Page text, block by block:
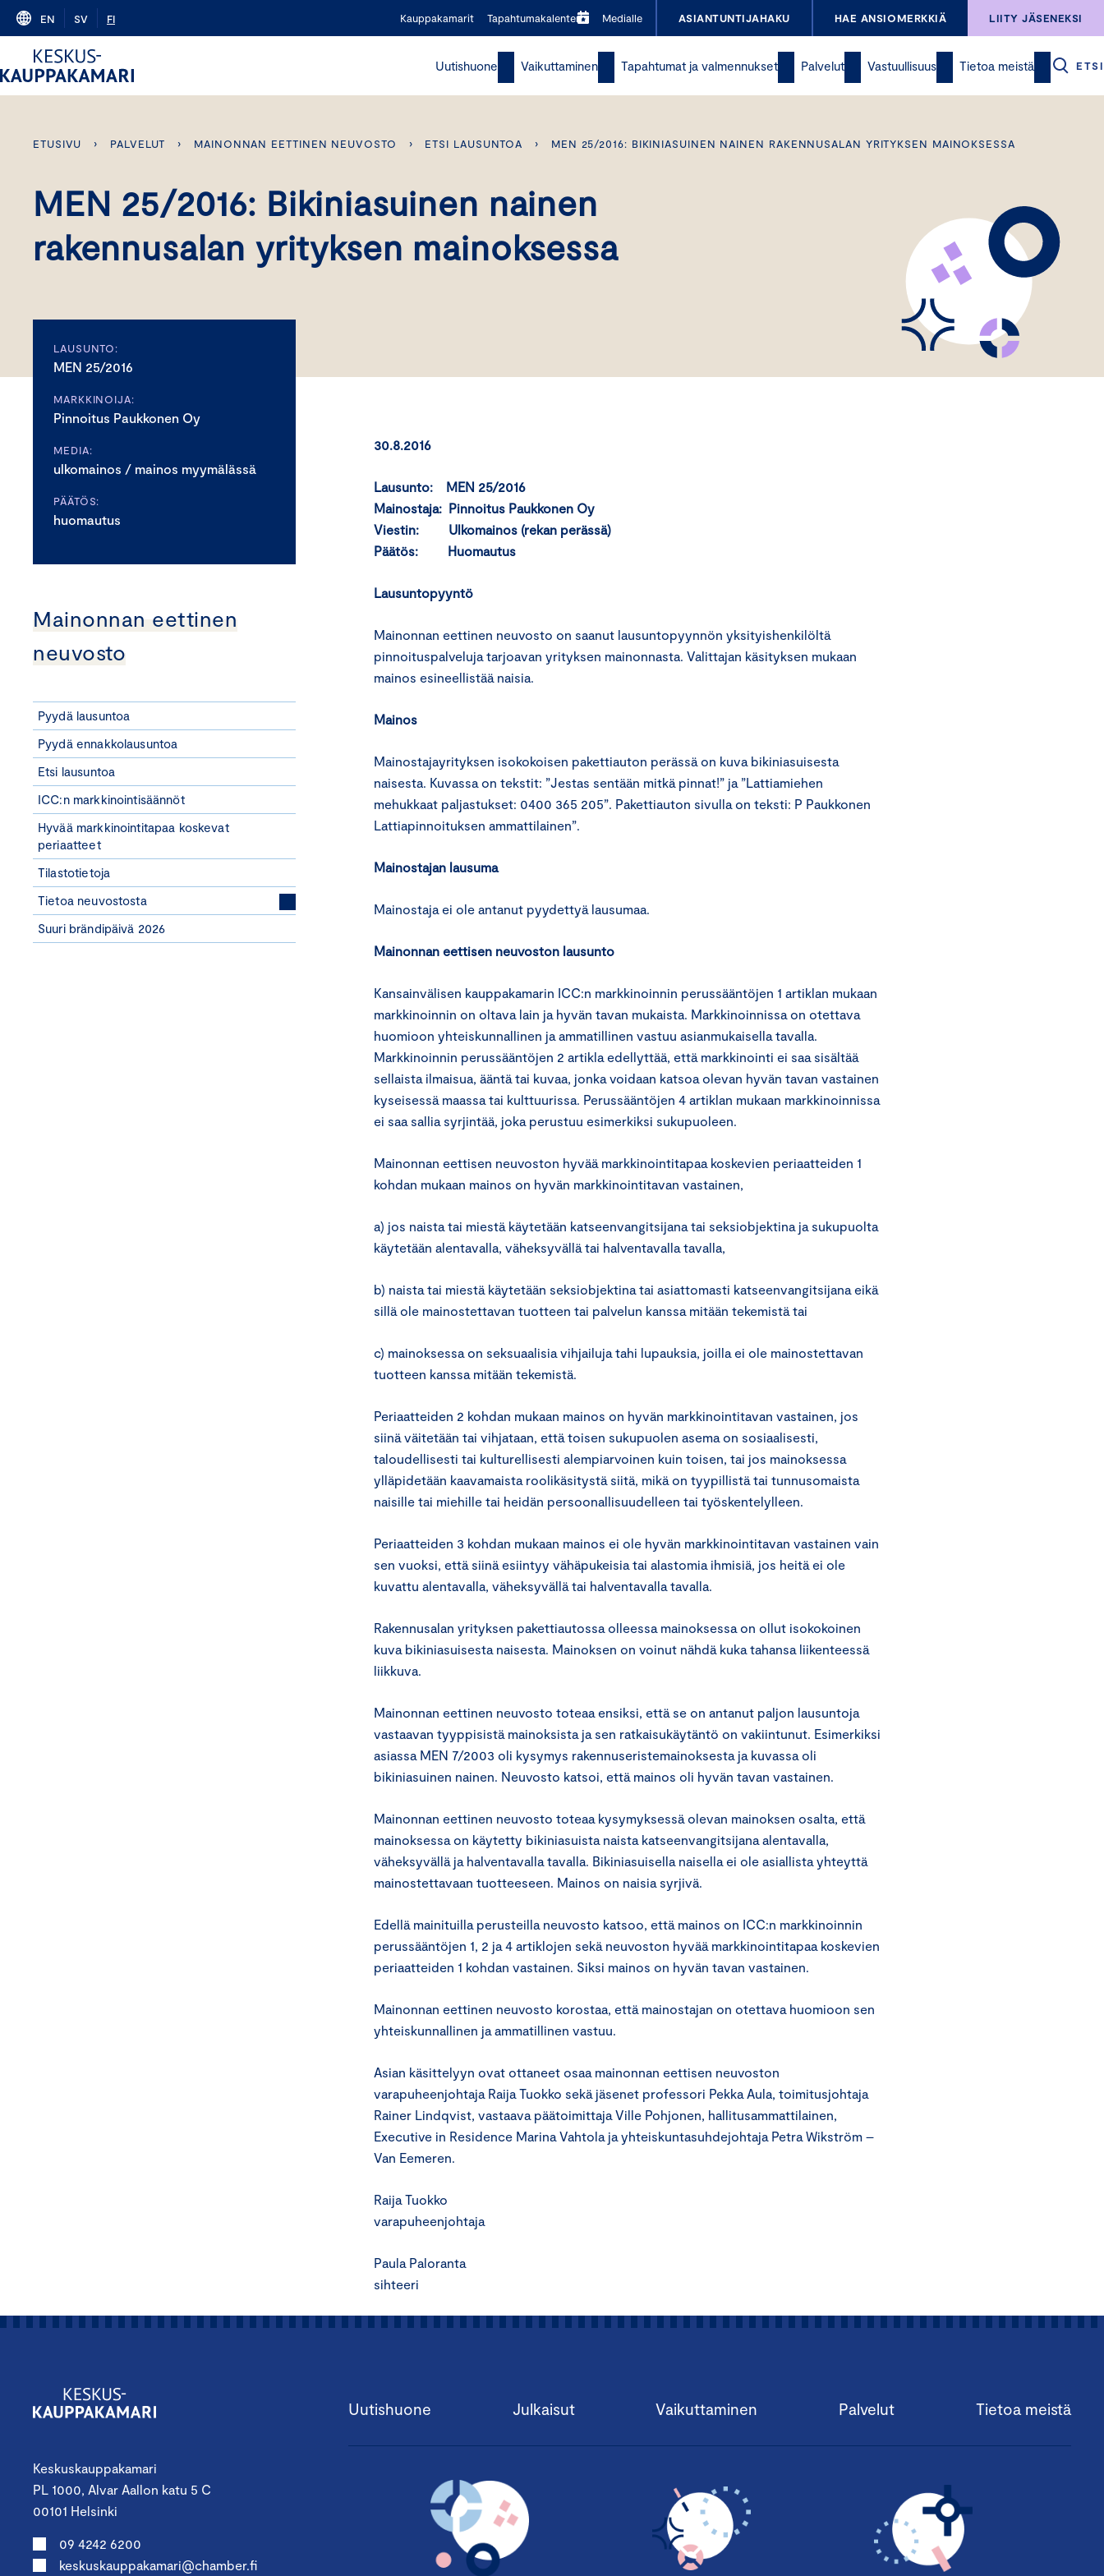
Skip
content
EN SV FI Kauppakamarit Tapahtumakalenteri Medialle ASIANTUNTIJAHAKU HAE ANSIOMERKKIÄ LIITY JÄSENEKSI
Uutishuone Vaikuttaminen Tapahtumat ja valmennukset Palvelut Vastuullisuus Tietoa meistä ETSI
ETUSIVU › PALVELUT › MAINONNAN EETTINEN NEUVOSTO › ETSI LAUSUNTOA › MEN 25/2016: BIKINIASUINEN NAINEN RAKENNUSALAN YRITYKSEN MAINOKSESSA
MEN 25/2016: Bikiniasuinen nainen
rakennusalan yrityksen mainoksessa
LAUSUNTO:
MEN 25/2016
MARKKINOIJA:
Pinnoitus Paukkonen Oy
MEDIA:
ulkomainos / mainos myymälässä
PÄÄTÖS:
huomautus
Mainonnan eettinen
neuvosto
Pyydä lausuntoa
Pyydä ennakkolausuntoa
Etsi lausuntoa
ICC:n markkinointisäännöt
Hyvää markkinointitapaa koskevat
periaatteet
Tilastotietoja
Tietoa neuvostosta
Suuri brändipäivä 2026
30.8.2016
Lausunto: MEN 25/2016
Mainostaja: Pinnoitus Paukkonen Oy
Viestin: Ulkomainos (rekan perässä)
Päätös: Huomautus
Lausuntopyyntö
Mainonnan eettinen neuvosto on saanut lausuntopyynnön yksityishenkilöltä
pinnoituspalveluja tarjoavan yrityksen mainonnasta. Valittajan käsityksen mukaan
mainos esineellistää naisia.
Mainos
Mainostajayrityksen isokokoisen pakettiauton perässä on kuva bikiniasuisesta
naisesta. Kuvassa on tekstit: ”Jestas sentään mitkä pinnat!” ja ”Lattiamiehen
mehukkaat paljastukset: 0400 365 205”. Pakettiauton sivulla on teksti: P Paukkonen
Lattiapinnoituksen ammattilainen”.
Mainostajan lausuma
Mainostaja ei ole antanut pyydettyä lausumaa.
Mainonnan eettisen neuvoston lausunto
Kansainvälisen kauppakamarin ICC:n markkinoinnin perussääntöjen 1 artiklan mukaan
markkinoinnin on oltava lain ja hyvän tavan mukaista. Markkinoinnissa on otettava
huomioon yhteiskunnallinen ja ammatillinen vastuu asianmukaisella tavalla.
Markkinoinnin perussääntöjen 2 artikla edellyttää, että markkinointi ei saa sisältää
sellaista ilmaisua, ääntä tai kuvaa, jonka voidaan katsoa olevan hyvän tavan vastainen
kyseisessä maassa tai kulttuurissa. Perussääntöjen 4 artiklan mukaan markkinoinnissa
ei saa sallia syrjintää, joka perustuu esimerkiksi sukupuoleen.
Mainonnan eettisen neuvoston hyvää markkinointitapaa koskevien periaatteiden 1
kohdan mukaan mainos on hyvän markkinointitavan vastainen,
a) jos naista tai miestä käytetään katseenvangitsijana tai seksiobjektina ja sukupuolta
käytetään alentavalla, väheksyvällä tai halventavalla tavalla,
b) naista tai miestä käytetään seksiobjektina tai asiattomasti katseenvangitsijana eikä
sillä ole mainostettavan tuotteen tai palvelun kanssa mitään tekemistä tai
c) mainoksessa on seksuaalisia vihjailuja tahi lupauksia, joilla ei ole mainostettavan
tuotteen kanssa mitään tekemistä.
Periaatteiden 2 kohdan mukaan mainos on hyvän markkinointitavan vastainen, jos
siinä väitetään tai vihjataan, että toisen sukupuolen asema on sosiaalisesti,
taloudellisesti tai kulturellisesti alempiarvoinen kuin toisen, tai jos mainoksessa
ylläpidetään kaavamaista roolikäsitystä siitä, mikä on tyypillistä tai tunnusomaista
naisille tai miehille tai heidän persoonallisuudelleen tai työskentelylleen.
Periaatteiden 3 kohdan mukaan mainos ei ole hyvän markkinointitavan vastainen vain
sen vuoksi, että siinä esiintyy vähäpukeisia tai alastomia ihmisiä, jos heitä ei ole
kuvattu alentavalla, väheksyvällä tai halventavalla tavalla.
Rakennusalan yrityksen pakettiautossa olleessa mainoksessa on ollut isokokoinen
kuva bikiniasuisesta naisesta. Mainoksen on voinut nähdä kuka tahansa liikenteessä
liikkuva.
Mainonnan eettinen neuvosto toteaa ensiksi, että se on antanut paljon lausuntoja
vastaavan tyyppisistä mainoksista ja sen ratkaisukäytäntö on vakiintunut. Esimerkiksi
asiassa MEN 7/2003 oli kysymys rakennuseristemainoksesta ja kuvassa oli
bikiniasuinen nainen. Neuvosto katsoi, että mainos oli hyvän tavan vastainen.
Mainonnan eettinen neuvosto toteaa kysymyksessä olevan mainoksen osalta, että
mainoksessa on käytetty bikiniasuista naista katseenvangitsijana alentavalla,
väheksyvällä ja halventavalla tavalla. Bikiniasuisella naisella ei ole asiallista yhteyttä
mainostettavaan tuotteeseen. Mainos on naisia syrjivä.
Edellä mainituilla perusteilla neuvosto katsoo, että mainos on ICC:n markkinoinnin
perussääntöjen 1, 2 ja 4 artiklojen sekä neuvoston hyvää markkinointitapaa koskevien
periaatteiden 1 kohdan vastainen. Siksi mainos on hyvän tavan vastainen.
Mainonnan eettinen neuvosto korostaa, että mainostajan on otettava huomioon sen
yhteiskunnallinen ja ammatillinen vastuu.
Asian käsittelyyn ovat ottaneet osaa mainonnan eettisen neuvoston
varapuheenjohtaja Raija Tuokko sekä jäsenet professori Pekka Aula, toimitusjohtaja
Rainer Lindqvist, vastaava päätoimittaja Ville Pohjonen, hallitusammattilainen,
Executive in Residence Marina Vahtola ja yhteiskuntasuhdejohtaja Petra Wikström –
Van Eemeren.
Raija Tuokko
varapuheenjohtaja
Paula Paloranta
sihteeri
Keskuskauppakamari
PL 1000, Alvar Aallon katu 5 C
00101 Helsinki
09 4242 6200
keskuskauppakamari@chamber.fi
Uutishuone Julkaisut Vaikuttaminen Palvelut Tietoa meistä